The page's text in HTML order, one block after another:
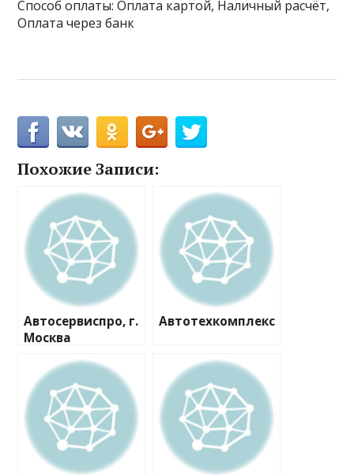
Способ оплаты: Оплата картой, Наличный расчёт,
Оплата через банк
Похожие Записи:
Автосервиспро, г.
Москва
Автотехкомплекс